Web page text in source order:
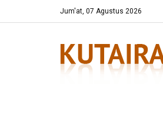
Jum'at, 07 Agustus 2026